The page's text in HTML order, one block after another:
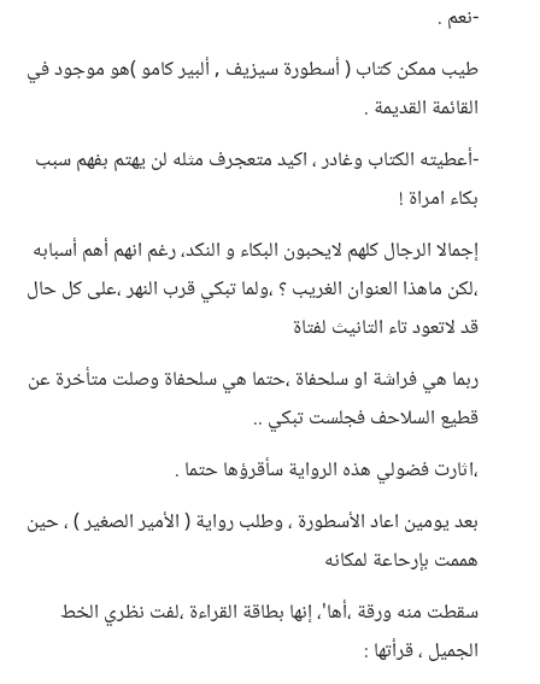
-نعم .
طيب ممكن كتاب ( أسطورة سيزيف ‏, ألبير كامو )هو موجود في
القائمة القديمة .
-أعطيته الكتاب وغادر ، اكيد متعجرف مثله لن يهتم بفهم سبب
بكاء امراة !
إجمالا الرجال كلهم لايحبون البكاء و النكد، رغم انهم أهم أسبابه
،لكن ماهذا العنوان الغريب ؟ ،ولما تبكي قرب النهر ،على كل حال
قد لاتعود تاء التانيث لفتاة
ربما هي فراشة او سلحفاة ،حتما هي سلحفاة وصلت متأخرة عن
قطيع السلاحف فجلست تبكي ..
،اثارت فضولي هذه الرواية سأقرؤها حتما .
بعد يومين اعاد الأسطورة ، وطلب رواية ( الأمير الصغير ) ، حين
هممت بإرحاعة لمكانه
سقطت منه ورقة ،أها'، إنها بطاقة القراءة ،لفت نظري الخط
الجميل ، قرأتها :